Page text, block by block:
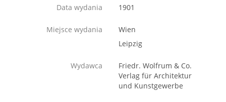
Data wydania 1901
Miejsce wydania
Wien
Leipzig
Wydawca
Friedr. Wolfrum & Co.
Verlag für Architektur
und Kunstgewerbe